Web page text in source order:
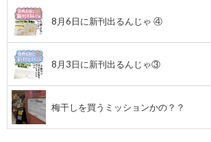
8月6日に新刊出るんじゃ ④
8月3日に新刊出るんじゃ③
梅干しを買うミッションかの？？